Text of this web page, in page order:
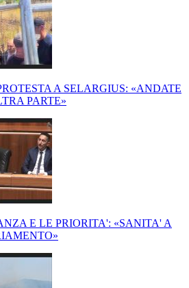
A SELARGIUS: «ANDATE
PARTE»
E LE PRIORITA': «SANITA' A